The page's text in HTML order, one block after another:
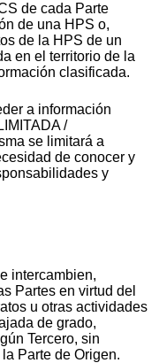
de cada Parte
de una HPS o,
de la HPS de un
en el territorio de la
clasificada.
a información
/
se limitará a
de conocer y
y
intercambien,
Partes en virtud del
u otras actividades
de grado,
Tercero, sin
Parte de Origen.